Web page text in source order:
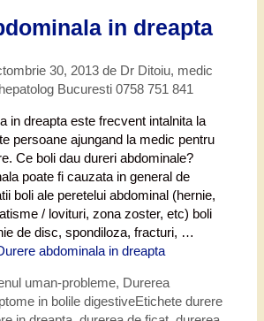
in dreapta
30, 2013 de Dr Ditoiu, medic
Bucuresti 0758 751 841
in dreapta este frecvent intalnita la
persoane ajungand la medic pentru
Ce boli dau dureri abdominale?
poate fi cauzata in general de
boli ale peretelui abdominal (hernie,
/ lovituri, zona zoster, etc) boli
de disc, spondiloza, fracturi, …
abdominala in dreapta
uman-probleme, Durerea
in bolile digestiveEtichete durere